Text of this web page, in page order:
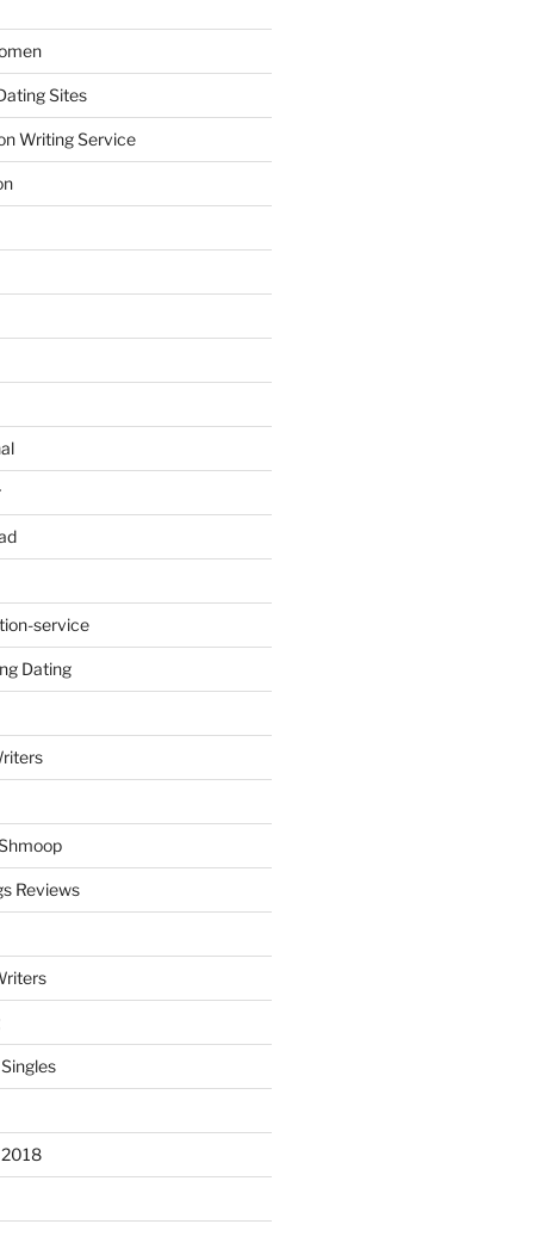
Sites
Writing Service
service
Dating
Reviews